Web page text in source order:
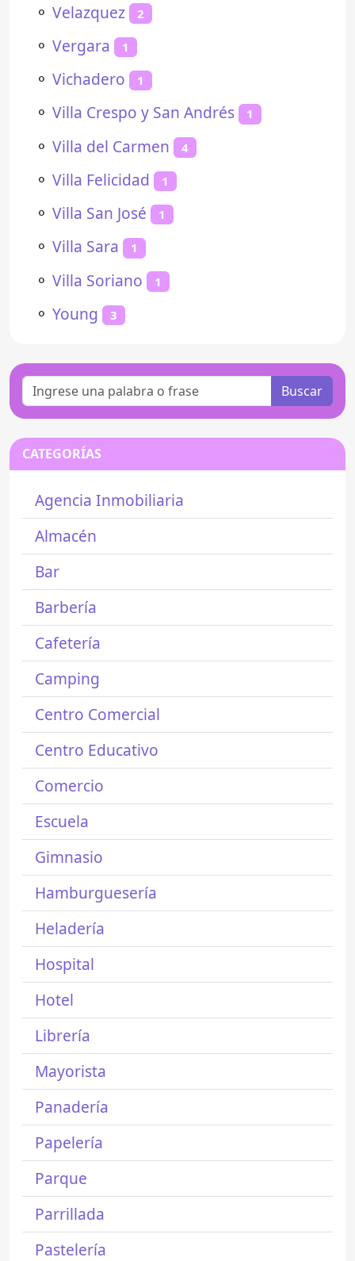
⚬ Velazquez 2
⚬ Vergara 1
⚬ Vichadero 1
⚬ Villa Crespo y San Andrés 1
⚬ Villa del Carmen 4
⚬ Villa Felicidad 1
⚬ Villa San José 1
⚬ Villa Sara 1
⚬ Villa Soriano 1
⚬ Young 3
Buscar
CATEGORÍAS
Agencia Inmobiliaria
Almacén
Bar
Barbería
Cafetería
Camping
Centro Comercial
Centro Educativo
Comercio
Escuela
Gimnasio
Hamburguesería
Heladería
Hospital
Hotel
Librería
Mayorista
Panadería
Papelería
Parque
Parrillada
Pastelería